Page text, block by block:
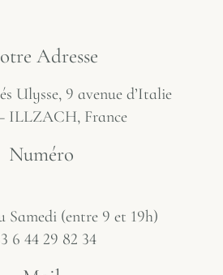
Adresse
Ulysse, 9 avenue d’Italie
ILLZACH, France
Numéro
Samedi (entre 9 et 19h)
6 44 29 82 34